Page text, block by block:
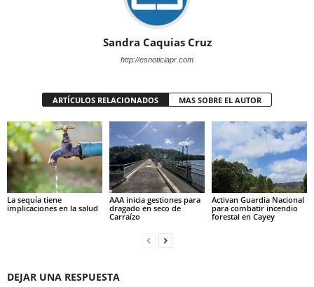
Sandra Caquias Cruz
http://esnoticiapr.com
ARTÍCULOS RELACIONADOS MAS SOBRE EL AUTOR
La sequía tiene
implicaciones en la salud
AAA inicia gestiones para
dragado en seco de
Carraízo
Activan Guardia Nacional
para combatir incendio
forestal en Cayey
DEJAR UNA RESPUESTA